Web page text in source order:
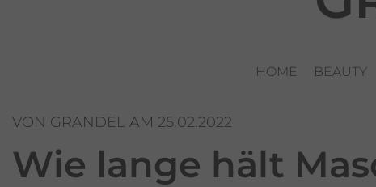
HOME BEAUTY
VON GRANDEL AM 25.02.2022
Wie lange hält